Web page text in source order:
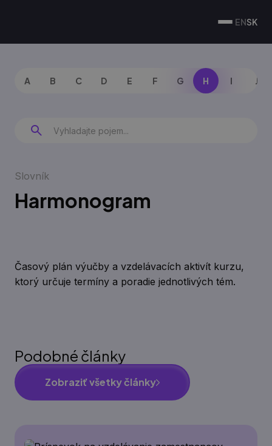
ENSK
A B C D E F G H I J
Slovník
Harmonogram
Časový plán výučby a vzdelávacích aktivít kurzu,
ktorý určuje termíny a poradie jednotlivých tém.
Podobné články
Zobraziť všetky články